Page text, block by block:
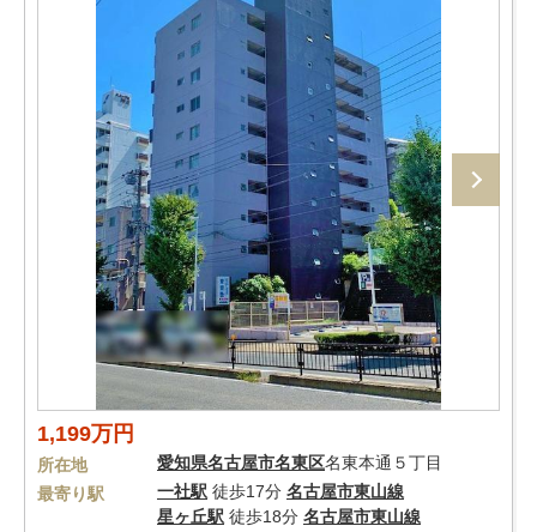
1,199万円
所在地 愛知県名古屋市名東区名東本通５丁目
最寄り駅
一社駅 徒歩17分 名古屋市東山線
星ヶ丘駅 徒歩18分 名古屋市東山線